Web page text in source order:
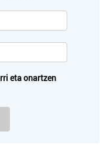
eta onartzen